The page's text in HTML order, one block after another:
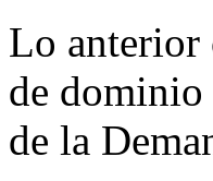
Lo anterior
de dominio
de la